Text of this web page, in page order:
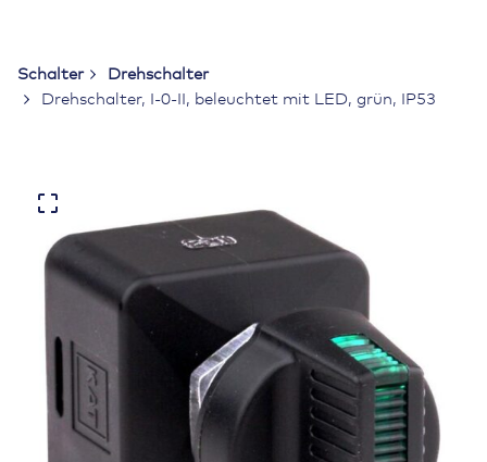
Schalter
Drehschalter
Drehschalter, I-0-II, beleuchtet mit LED, grün, IP53